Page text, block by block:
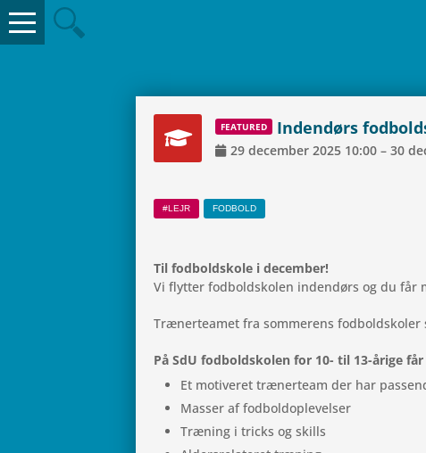
FEA­TU­RED Inden­dørs
29 decem­ber 2025 10:00 – 30
#LEJR FOD­BOLD
Til fod­boldskole i december!
Vi flyt­ter fod­boldsko­len inden­dørs og du
Træ­ner­tea­met fra som­me­rens
På SdU fod­boldsko­len for 10- til 13-årige får
Et moti­ve­ret træ­ner­team der har
Masser af fodboldoplevelser
Træ­ning i tricks og skills